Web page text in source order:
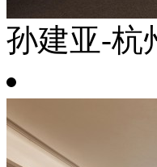
孙建亚-杭